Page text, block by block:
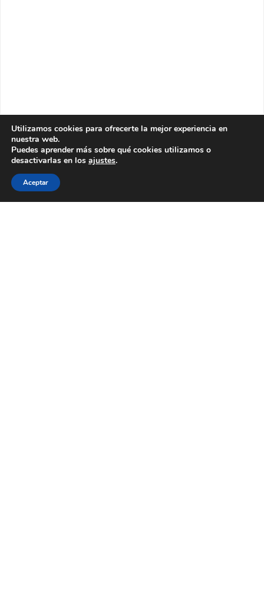
Utilizamos cookies para ofrecerte la mejor experiencia en
nuestra web.
Puedes aprender más sobre qué cookies utilizamos o
desactivarlas en los ajustes.
Aceptar